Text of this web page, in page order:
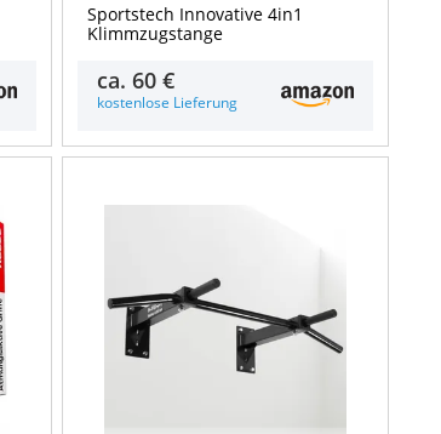
Sportstech Innovative 4in1
Klimmzugstange
ca.60 €
kostenlose Lieferung